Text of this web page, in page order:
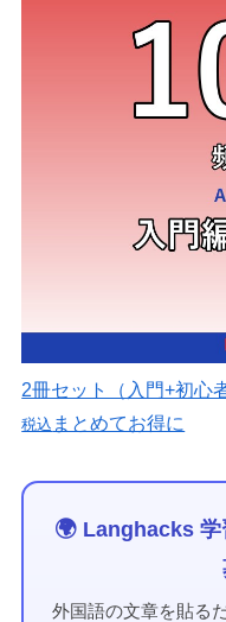
2冊セット（入門+初心
税込 まとめてお得に
🌍 Langhacks 学
外国語の文章を貼る